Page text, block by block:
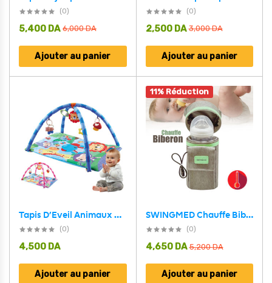
(0)
6,000DA
5,400 DA
Ajouter au panier
(0)
3,000DA
2,500 DA
Ajouter au panier
Tapis D’Eveil Animaux pour Bébé avec Miroir – بساط الألعاب لرضيع
(0)
4,500 DA
Ajouter au panier
11% Réduction
SWINGMED Chauffe Biberon Maison et Voiture USB – سخان قارورة الحليب محمول
(0)
5,200DA
4,650 DA
Ajouter au panier